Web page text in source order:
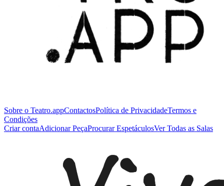
Sobre o Teatro.appContactosPolítica de PrivacidadeTermos e
Condições
Criar contaAdicionar PeçaProcurar EspetáculosVer Todas as Salas